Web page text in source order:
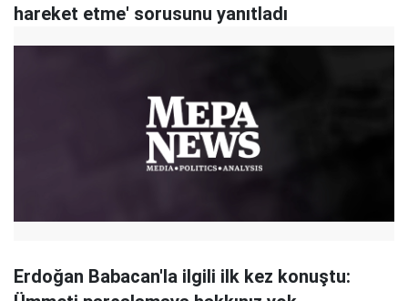
hareket etme' sorusunu yanıtladı
Erdoğan Babacan'la ilgili ilk kez konuştu: